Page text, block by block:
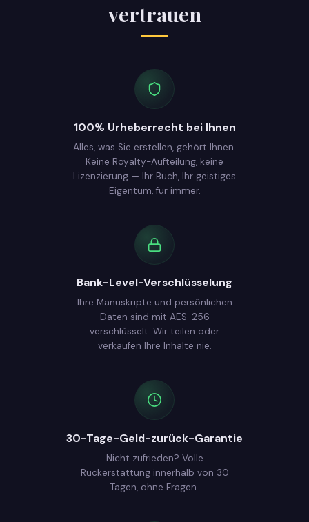
vertrauen
100% Urheberrecht bei Ihnen
Alles, was Sie erstellen, gehört Ihnen.
Keine Royalty-Aufteilung, keine
Lizenzierung — Ihr Buch, Ihr geistiges
Eigentum, für immer.
Bank-Level-Verschlüsselung
Ihre Manuskripte und persönlichen
Daten sind mit AES-256
verschlüsselt. Wir teilen oder
verkaufen Ihre Inhalte nie.
30-Tage-Geld-zurück-Garantie
Nicht zufrieden? Volle
Rückerstattung innerhalb von 30
Tagen, ohne Fragen.